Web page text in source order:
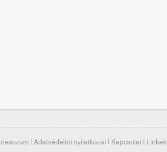
|Adatvédelmi nyilatkozat|Kapcsolat|Linkek